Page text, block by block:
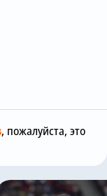
, пожалуйста, это